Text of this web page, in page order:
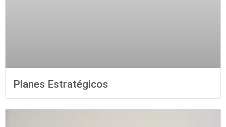
Planes Estratégicos